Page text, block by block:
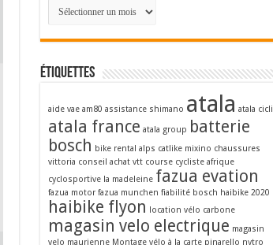
Archives
Étiquettes
aide vae am80 assistance shimano atala atala cicli
atala france atala group batterie
bosch bike rental alps catlike mixino chaussures
vittoria conseil achat vtt course cycliste afrique
cyclosportive la madeleine fazua evation
fazua motor fazua munchen fiabilité bosch haibike 2020
haibike flyon location vélo carbone
magasin velo electrique magasin
velo maurienne Montage vélo à la carte pinarello nytro